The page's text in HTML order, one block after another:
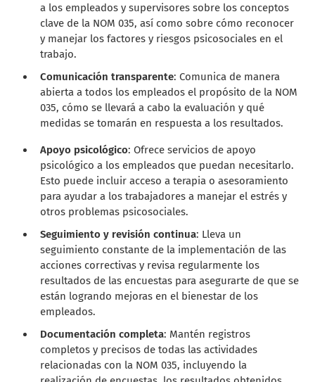
a los empleados y supervisores sobre los conceptos
clave de la NOM 035, así como sobre cómo reconocer
y manejar los factores y riesgos psicosociales en el
trabajo.
Comunicación transparente: Comunica de manera
abierta a todos los empleados el propósito de la NOM
035, cómo se llevará a cabo la evaluación y qué
medidas se tomarán en respuesta a los resultados.
Apoyo psicológico: Ofrece servicios de apoyo
psicológico a los empleados que puedan necesitarlo.
Esto puede incluir acceso a terapia o asesoramiento
para ayudar a los trabajadores a manejar el estrés y
otros problemas psicosociales.
Seguimiento y revisión continua: Lleva un
seguimiento constante de la implementación de las
acciones correctivas y revisa regularmente los
resultados de las encuestas para asegurarte de que se
están logrando mejoras en el bienestar de los
empleados.
Documentación completa: Mantén registros
completos y precisos de todas las actividades
relacionadas con la NOM 035, incluyendo la